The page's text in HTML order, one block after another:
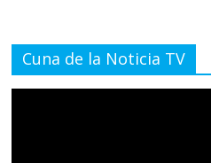
Cuna de la Noticia TV